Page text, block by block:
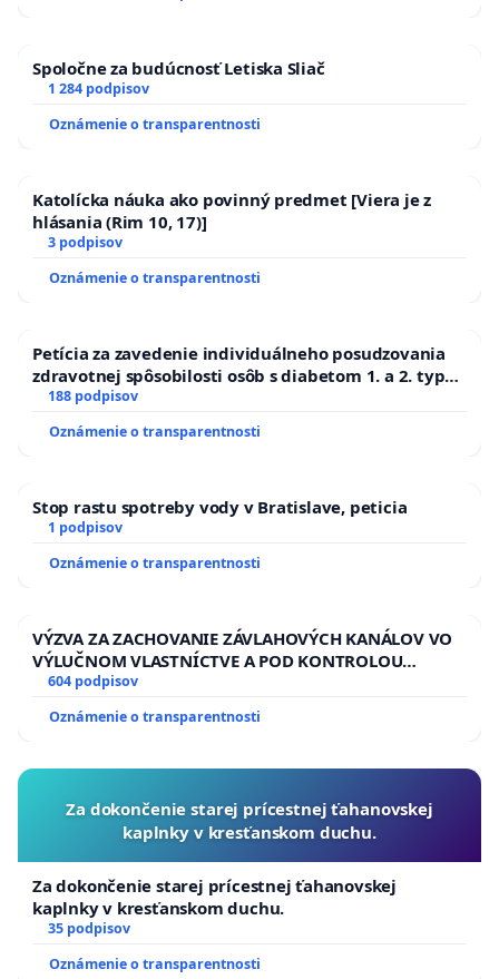
Spoločne za budúcnosť Letiska Sliač
1 284 podpisov
Oznámenie o transparentnosti
Katolícka náuka ako povinný predmet [Viera je z
hlásania (Rim 10, 17)]
3 podpisov
Oznámenie o transparentnosti
Petícia za zavedenie individuálneho posudzovania
zdravotnej spôsobilosti osôb s diabetom 1. a 2. typu
pri prijímaní do Policajného zboru SR
188 podpisov
Oznámenie o transparentnosti
Stop rastu spotreby vody v Bratislave, peticia
1 podpisov
Oznámenie o transparentnosti
VÝZVA ZA ZACHOVANIE ZÁVLAHOVÝCH KANÁLOV VO
VÝLUČNOM VLASTNÍCTVE A POD KONTROLOU
SLOVENSKEJ REPUBLIKY & žiadosť na riešenie
kanálov na Slovensku
604 podpisov
Oznámenie o transparentnosti
Za dokončenie starej prícestnej ťahanovskej
kaplnky v kresťanskom duchu.
Za dokončenie starej prícestnej ťahanovskej
kaplnky v kresťanskom duchu.
35 podpisov
Oznámenie o transparentnosti